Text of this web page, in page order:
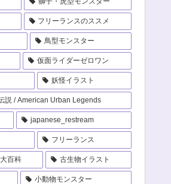
フリーランスのススメ
鳥型モンスター
仮面ライダーゼロワン
妖怪イラスト
説 / American Urban Legends
japanese_restream
フリーランス
百科 古生物イラスト
小動物モンスター